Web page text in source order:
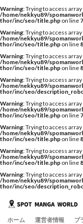
Warning: Trying to access
/home/nekkyu89/
thor/inc/seo/title.php on line
Warning: Trying to access
/home/nekkyu89/
thor/inc/seo/title.php on line
Warning: Trying to access
/home/nekkyu89/
thor/inc/seo/title.php on line
Warning: Trying to access
/home/nekkyu89/
thor/inc/seo/
Warning: Trying to access
/home/nekkyu89/
thor/inc/seo/title.php on line
Warning: Trying to access
/home/nekkyu89/
thor/inc/seo/title.php on line
Warning: Trying to access
/home/nekkyu89/
thor/inc/seo/title.php on line
Warning: Trying to access
/home/nekkyu89/
thor/inc/seo/
ホーム 運営者情報 プ